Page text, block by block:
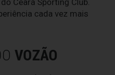
Ceará Sporting Club.
cada vez mais
VOZÃO